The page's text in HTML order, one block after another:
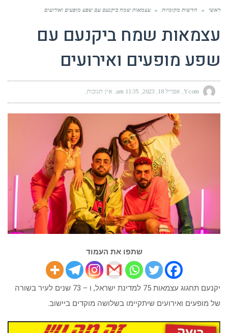
ראשי » חדשות מקומיות » עצמאות שמח ביקנעם עם שפע מופעים ואירועים
עצמאות שמח ביקנעם עם
שפע מופעים ואירועים
Ycom אפריל 18, 2023 11:35 am אין תגובות
שתפו את העמוד
יקנעם תחגוג עצמאות 75 למדינת ישראל, ו – 73 שנים לעיר בשורה
של מופעים ואירועים שיתקיימו בשלושה מוקדים ביישוב.